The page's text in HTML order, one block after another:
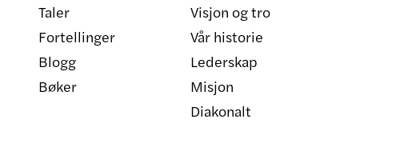
Taler
Fortellinger
Blogg
Bøker
Visjon og tro
Vår historie
Lederskap
Misjon
Diakonalt